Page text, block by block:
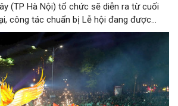
(TP Hà Nội) tổ chức sẽ diễn ra từ cuối
công tác chuẩn bị Lễ hội đang được
Tây cùng các phòng, ban, ngành, đơn
trương triển khai, tạo khí thế sôi nổi,
Nhân dân và du khách một mùa Trung
giàu bản sắc văn hóa xứ Đoài.